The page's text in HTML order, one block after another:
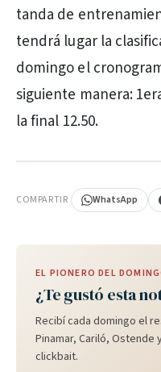
tanda de
tendrá lugar la
domingo el
siguiente manera:
la final 12.50.
COMPARTIR WhatsApp
EL PIONERO DEL
¿Te gustó esta
Recibí cada domingo el
Pinamar, Cariló, Ostende
clickbait.